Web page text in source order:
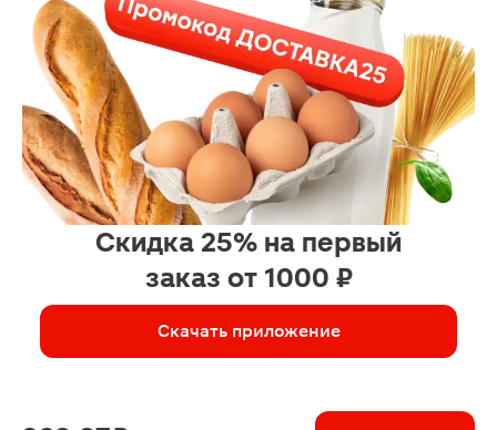
Скидка 25% на первый
заказ от 1000 ₽
Скачать приложение